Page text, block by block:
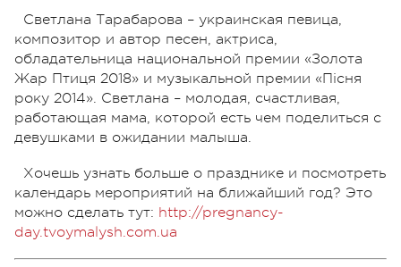
Светлана Тарабарова – украинская певица,
композитор и автор песен, актриса,
обладательница национальной премии «Золота
Жар Птиця 2018» и музыкальной премии «Пісня
року 2014». Светлана – молодая, счастливая,
работающая мама, которой есть чем поделиться с
девушками в ожидании малыша.
Хочешь узнать больше о празднике и посмотреть
календарь мероприятий на ближайший год? Это
можно сделать тут: http://pregnancy-
day.tvoymalysh.com.ua